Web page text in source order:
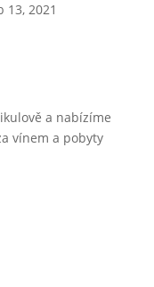
13, 2021
a nabízíme
vínem a pobyty